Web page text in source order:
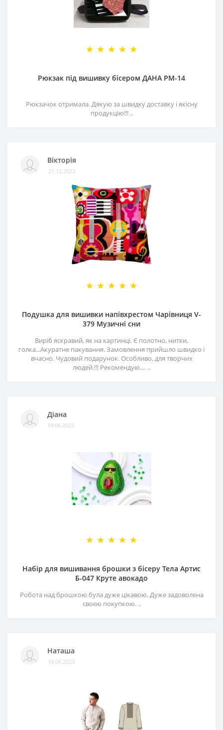
Рюкзак під вишивку бісером ДАНА РМ-14
Рюкзачок отримала. Дякую за швидку доставку і якісну
продукцію!!! ..
Вікторія
21.12.2023
Подушка для вишивки напівхрестом Чарівниця V-
379 Музичні сни
Виріб яскравий, як на картинці. Є полотно, нитки,
голка...Акуратне пакування. Замовлення прийшло швидко і
вчасно. Чудовий подарунок. Особливо, для творчих
людей.!!! Рекомендую.... ..
Діана
19.06.2023
Набір для вишивання брошки з бісеру Тела Артис
Б-047 Круте авокадо
Робота над брошкою була дуже цікавою. Дуже задоволена
своєю покупкою. ..
Наташа
19.06.2023